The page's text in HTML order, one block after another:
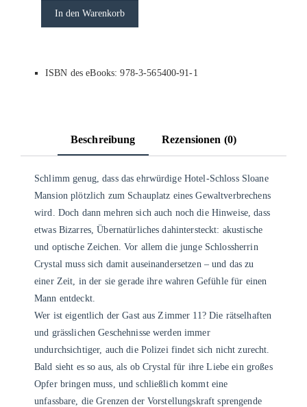
In den Warenkorb
ISBN des eBooks: 978-3-565400-91-1
Beschreibung Rezensionen (0)
Schlimm genug, dass das ehrwürdige Hotel-Schloss Sloane
Mansion plötzlich zum Schauplatz eines Gewaltverbrechens
wird. Doch dann mehren sich auch noch die Hinweise, dass
etwas Bizarres, Übernatürliches dahintersteckt: akustische
und optische Zeichen. Vor allem die junge Schlossherrin
Crystal muss sich damit auseinandersetzen – und das zu
einer Zeit, in der sie gerade ihre wahren Gefühle für einen
Mann entdeckt.
Wer ist eigentlich der Gast aus Zimmer 11? Die rätselhaften
und grässlichen Geschehnisse werden immer
undurchsichtiger, auch die Polizei findet sich nicht zurecht.
Bald sieht es so aus, als ob Crystal für ihre Liebe ein großes
Opfer bringen muss, und schließlich kommt eine
unfassbare, die Grenzen der Vorstellungskraft sprengende